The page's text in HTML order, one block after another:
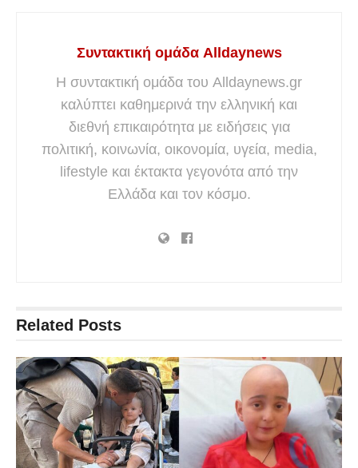
Συντακτική ομάδα Alldaynews
Η συντακτική ομάδα του Alldaynews.gr
καλύπτει καθημερινά την ελληνική και
διεθνή επικαιρότητα με ειδήσεις για
πολιτική, κοινωνία, οικονομία, υγεία, media,
lifestyle και έκτακτα γεγονότα από την
Ελλάδα και τον κόσμο.
Related Posts